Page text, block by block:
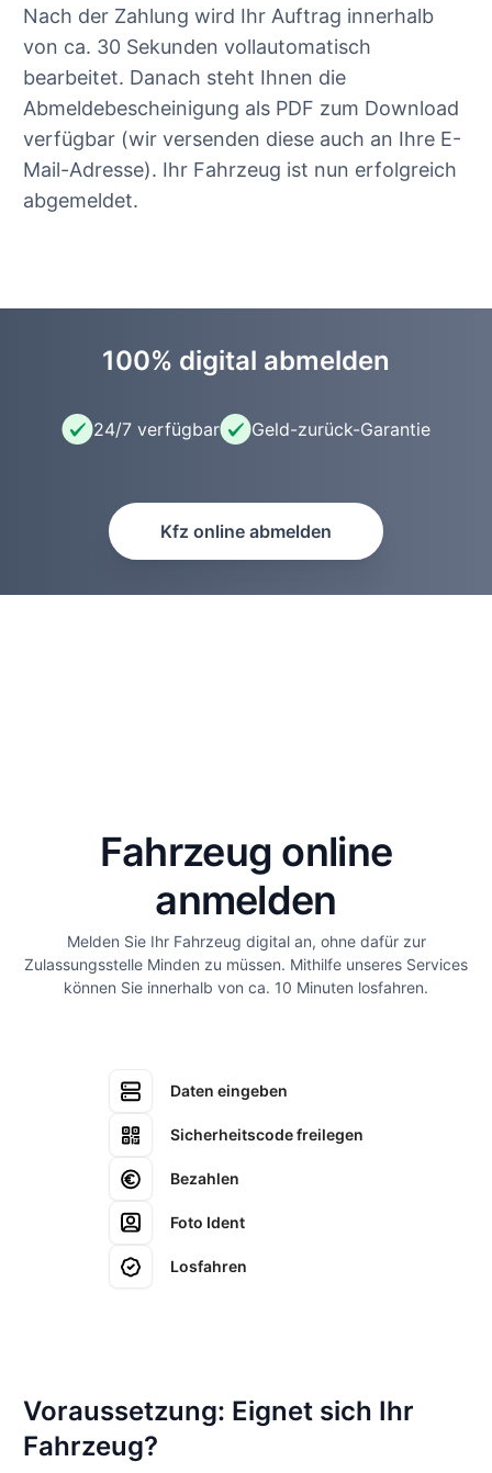
Nach der Zahlung wird Ihr Auftrag innerhalb
von ca. 30 Sekunden vollautomatisch
bearbeitet. Danach steht Ihnen die
Abmeldebescheinigung als PDF zum Download
verfügbar (wir versenden diese auch an Ihre E-
Mail-Adresse). Ihr Fahrzeug ist nun erfolgreich
abgemeldet.
100% digital abmelden
24/7 verfügbar Geld-zurück-Garantie
Kfz online abmelden
Fahrzeug online
anmelden
Melden Sie Ihr Fahrzeug digital an, ohne dafür zur
Zulassungsstelle Minden zu müssen. Mithilfe unseres Services
können Sie innerhalb von ca. 10 Minuten losfahren.
Daten eingeben
Sicherheitscode freilegen
Bezahlen
Foto Ident
Losfahren
Voraussetzung: Eignet sich Ihr
Fahrzeug?